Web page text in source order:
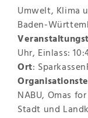
Umwelt, Klima
Baden-
Uhr, Einlass:
Ort:
NABU, Omas
Stadt und